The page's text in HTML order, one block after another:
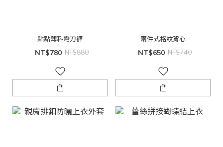
點點薄料彎刀褲
NT$780 NT$880
兩件式格紋背心
NT$650 NT$740